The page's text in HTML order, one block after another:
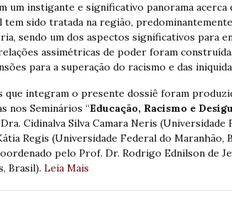
um instigante e significativo panorama acerca
sido tratada na região,
sendo um dos aspectos significativos para
assimétricas de poder foram
para a superação do racismo e das
que integram o presente dossiê foram
nos Seminários “Educação, Racismo e
Cidinalva Silva Camara Neris
Regis (Universidade Federal do Maranhão,
pelo Prof. Dr. Rodrigo Ednilson de
Brasil). Leia Mais